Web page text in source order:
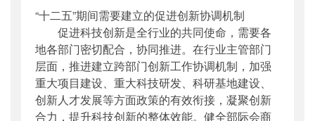
“十二五”期间需要建立的促进创新协调机制
促进科技创新是全行业的共同使命，需要各
地各部门密切配合，协同推进。在行业主管部门
层面，推进建立跨部门创新工作协调机制，加强
重大项目建设、重大科技研发、科研基地建设、
创新人才发展等方面政策的有效衔接，凝聚创新
合力，提升科技创新的整体效能。健全部际会商